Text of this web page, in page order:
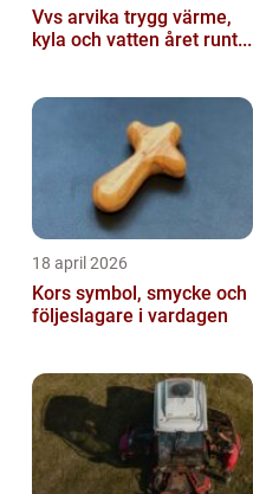
Vvs arvika trygg värme,
kyla och vatten året runt...
18 april 2026
Kors symbol, smycke och
följeslagare i vardagen